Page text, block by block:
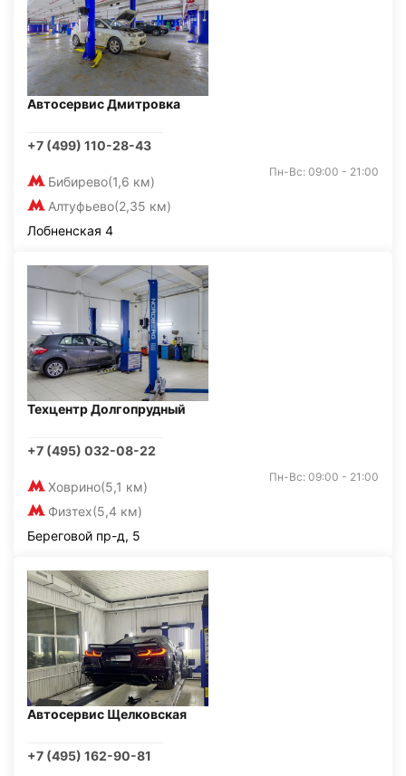
Автосервис Дмитровка
+7 (499) 110-28-43
Бибирево(1,6 км)
Алтуфьево(2,35 км)
Пн-Вс: 09:00 - 21:00
Лобненская 4
Техцентр Долгопрудный
+7 (495) 032-08-22
Ховрино(5,1 км)
Физтех(5,4 км)
Пн-Вс: 09:00 - 21:00
Береговой пр-д, 5
Автосервис Щелковская
+7 (495) 162-90-81